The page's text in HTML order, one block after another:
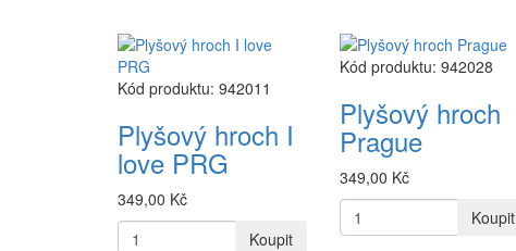
Kód produktu: 942011
Plyšový hroch I
love PRG
349,00 Kč
Koupit
Kód produktu: 942028
Plyšový hroch
Prague
349,00 Kč
Koupit